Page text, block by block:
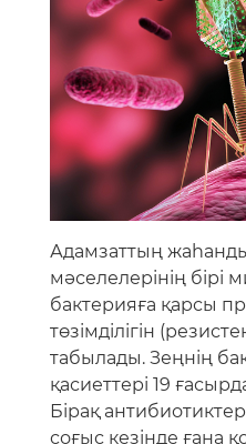
Адамзаттың
мәселелерінің бірі
бактерияға қарсы
төзімділігін
табылады. Зеңнің
қасиеттері 19
Бірақ
соғыс кезінде ғана